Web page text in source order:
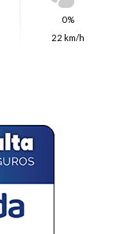
0%
22 km/h